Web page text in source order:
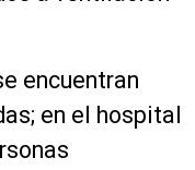
encuentran
en el hospital